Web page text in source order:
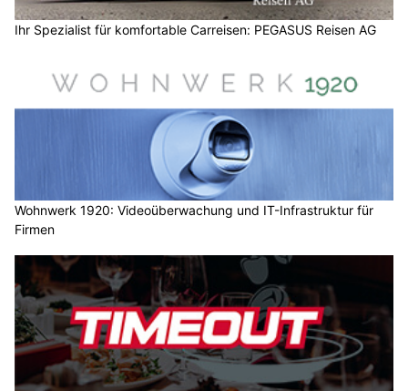
Ihr Spezialist für komfortable Carreisen: PEGASUS Reisen AG
Wohnwerk 1920: Videoüberwachung und IT-Infrastruktur für
Firmen